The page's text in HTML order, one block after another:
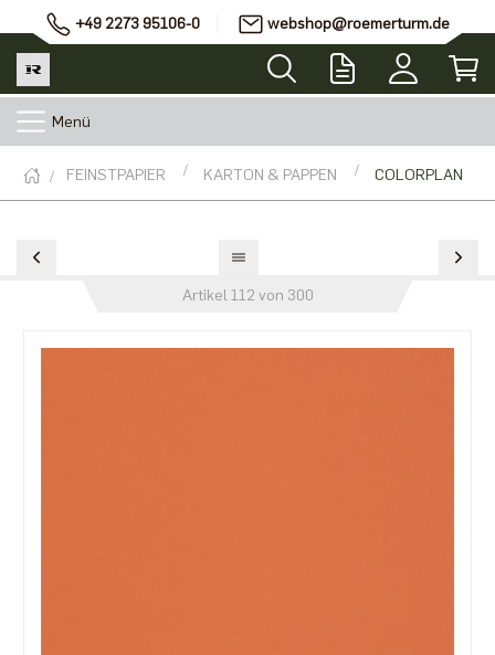
+49 2273 95106-0 webshop@roemerturm.de
Menü
FEINSTPAPIER KARTON & PAPPEN COLORPLAN
Artikel 112 von 300